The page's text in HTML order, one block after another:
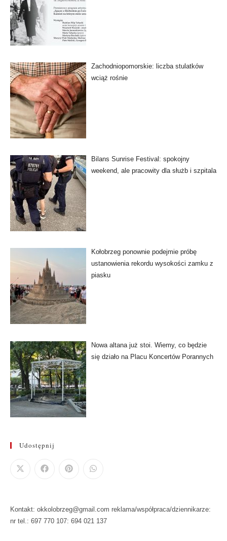
Zachodniopomorskie: liczba stulatków
wciąż rośnie
Bilans Sunrise Festival: spokojny
weekend, ale pracowity dla służb i szpitala
Kołobrzeg ponownie podejmie próbę
ustanowienia rekordu wysokości zamku z
piasku
Nowa altana już stoi. Wiemy, co będzie
się działo na Placu Koncertów Porannych
Udostępnij
Kontakt: okkolobrzeg@gmail.com reklama/współpraca/dziennikarze:
nr tel.: 697 770 107: 694 021 137